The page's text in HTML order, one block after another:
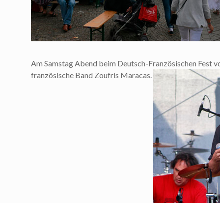
Am Samstag Abend beim Deutsch-Französischen Fest
französische Band Zoufris Maracas.